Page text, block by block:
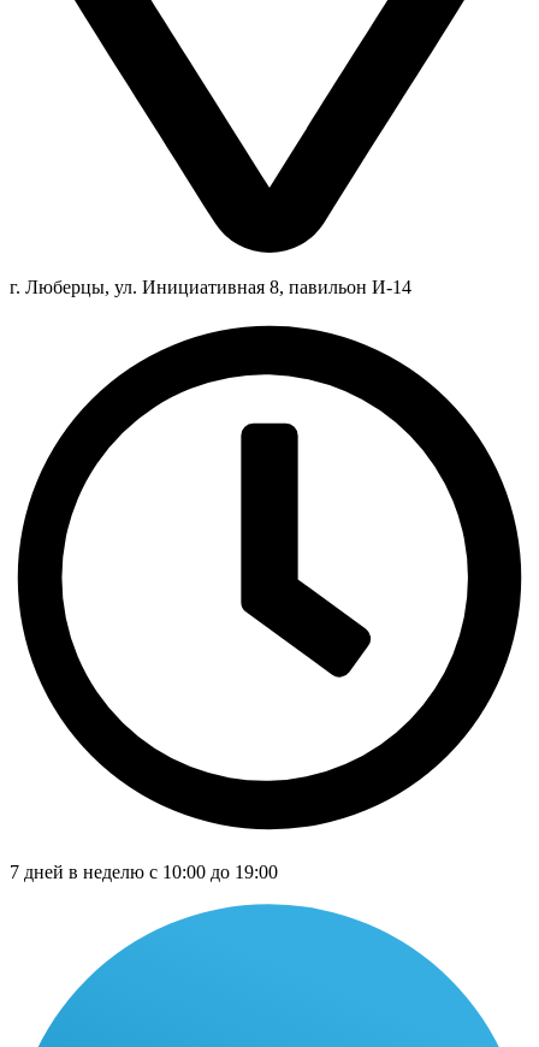
г. Люберцы, ул. Инициативная 8, павильон И-14
7 дней в неделю с 10:00 до 19:00